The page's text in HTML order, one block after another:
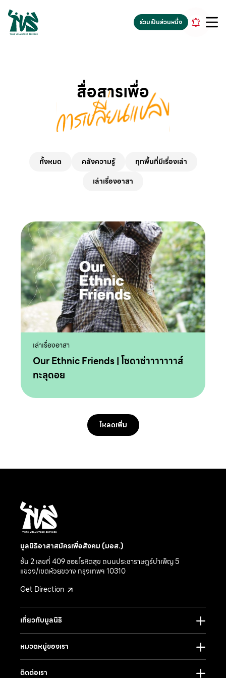
gv-5iuoxpem74qfjw.dv.googlehosted.com
ร่วมเป็นส่วนหนึ่ง
สื่อสารเพื่อ
ทั้งหมด คลังความรู้
ทุกพื้นที่มีเรื่องเล่า
เล่าเรื่องอาสา
เล่าเรื่องอาสา
Our Ethnic Friends | โซดาซ่าาาาาาาส์
ทะลุดอย
โหลดเพิ่ม
มูลนิธิอาสาสมัครเพื่อสังคม (มอส.)
ชั้น 2 เลขที่ 409 ซอยโรหิตสุข ถนนประชาราษฎร์บำเพ็ญ 5
แขวง/เขตห้วยขวาง กรุงเทพฯ 10310
Get Direction
เกี่ยวกับมูลนิธิ
หมวดหมู่ของเรา
ติดต่อเรา